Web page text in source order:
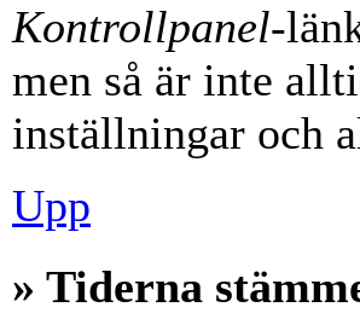
Kontrollpanel-
men så är inte
inställningar och
Upp
» Tiderna